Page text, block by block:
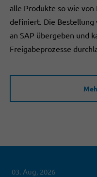
alle Produkte so wie
definiert. Die Bestellung
an SAP übergeben und
Freigabeprozesse
03. Aug, 2026